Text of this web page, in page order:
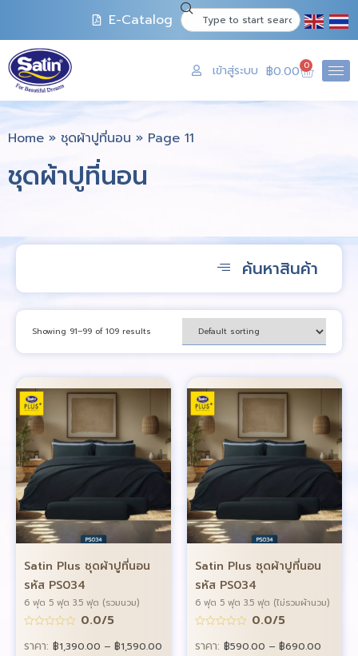
E-Catalog
เข้าสู่ระบบ ฿0.00 0
Home » ชุดผ้าปูที่นอน » Page 11
ชุดผ้าปูที่นอน
ค้นหาสินค้า
Showing 91–99 of 109 results
Satin Plus ชุดผ้าปูที่นอน
รหัส PS034
6 ฟุต 5 ฟุต 3.5 ฟุต (รวมนวม)
0.0/5
ราคา: ฿1,390.00 – ฿1,590.00
Satin Plus ชุดผ้าปูที่นอน
รหัส PS034
6 ฟุต 5 ฟุต 3.5 ฟุต (ไม่รวมผ้านวม)
0.0/5
ราคา: ฿590.00 – ฿690.00